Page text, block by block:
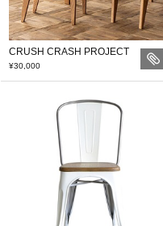
CRUSH CRASH PROJECT
¥30,000